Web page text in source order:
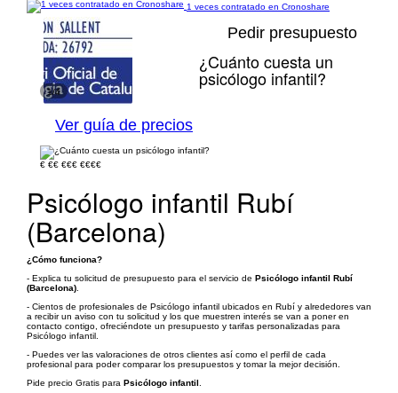
1 veces contratado en Cronoshare
1/4
Pedir presupuesto
¿Cuánto cuesta un
psicólogo infantil?
Ver guía de precios
€ €€ €€€ €€€€
Psicólogo infantil Rubí
(Barcelona)
¿Cómo funciona?
- Explica tu solicitud de presupuesto para el servicio de Psicólogo infantil Rubí
(Barcelona)
- Cientos de profesionales de Psicólogo infantil ubicados en Rubí y alrededores van
a recibir un aviso con tu solicitud y los que muestren interés se van a poner en
contacto contigo, ofreciéndote un presupuesto y tarifas personalizadas para
Psicólogo infantil.
- Puedes ver las valoraciones de otros clientes así como el perfil de cada
profesional para poder comparar los presupuestos y tomar la mejor decisión.
Pide precio Gratis para Psicólogo infantil